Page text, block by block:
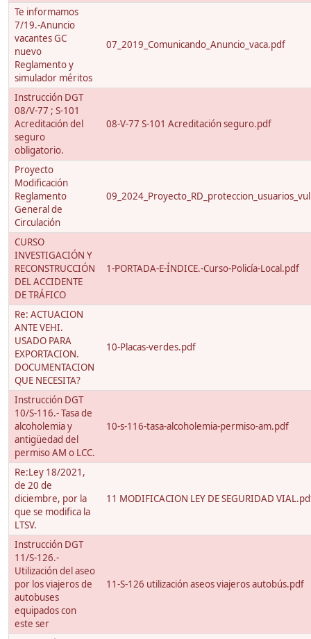
Te informamos
7/19.-Anuncio
vacantes GC
nuevo
Reglamento y
simulador méritos
07_2019_Comunicando_Anuncio_vaca.pdf
Instrucción DGT
08/V-77 ; S-101
Acreditación del
seguro
obligatorio.
08-V-77 S-101 Acreditación seguro.pdf
Proyecto
Modificación
Reglamento
General de
Circulación
CURSO
INVESTIGACIÓN Y
RECONSTRUCCIÓN
DEL ACCIDENTE
DE TRÁFICO
1-PORTADA-E-ÍNDICE.-Curso-Policía-Local.pdf
Re: ACTUACION
ANTE VEHI.
USADO PARA
EXPORTACION.
DOCUMENTACION
QUE NECESITA?
10-Placas-verdes.pdf
Instrucción DGT
10/S-116.- Tasa de
alcoholemia y
antigüedad del
permiso AM o LCC.
10-s-116-tasa-alcoholemia-permiso-am.pdf
Re:Ley 18/2021,
de 20 de
diciembre, por la
que se modifica la
LTSV.
11 MODIFICACION LEY DE SEGURIDAD
Instrucción DGT
11/S-126.-
Utilización del aseo
por los viajeros de
autobuses
equipados con
este ser
11-S-126 utilización aseos viajeros autobús.pdf